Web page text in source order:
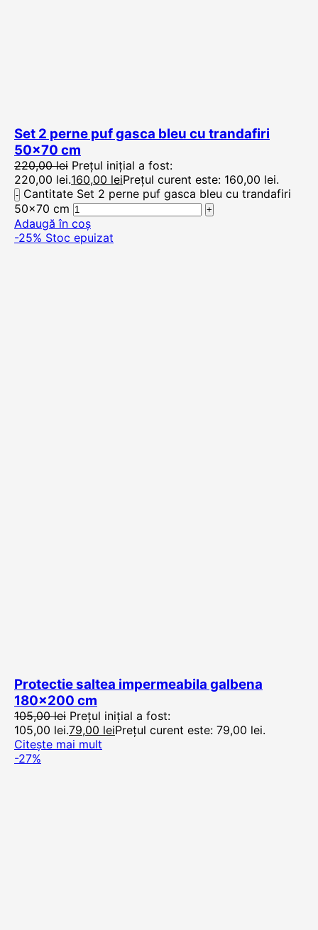
Set 2 perne puf gasca bleu cu trandafiri
50×70 cm
220,00lei Prețul inițial a fost:
220,00 lei.160,00 leiPrețul curent este: 160,00 lei.
Cantitate Set 2 perne puf gasca bleu cu trandafiri
50x70 cm
Adaugă în coș
-25% Stoc epuizat
Protectie saltea impermeabila galbena
180×200 cm
105,00lei Prețul inițial a fost:
105,00 lei.79,00 leiPrețul curent este: 79,00 lei.
Citește mai mult
-27%